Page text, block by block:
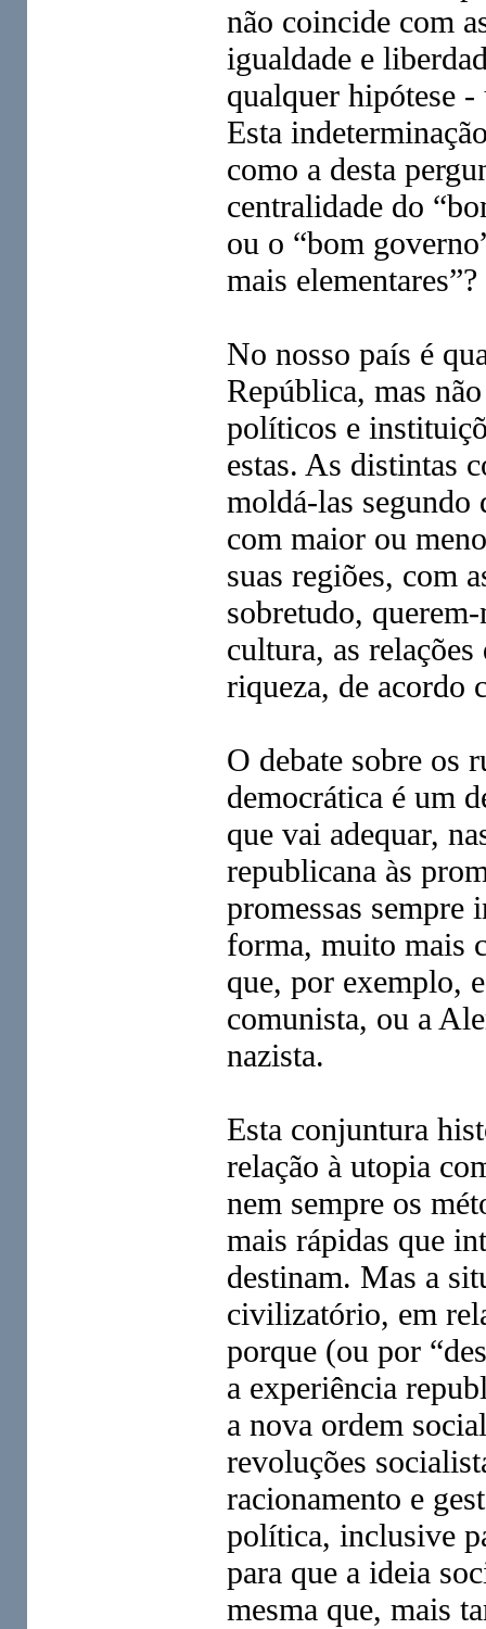
não coincide com
igualdade e
qualquer hipótese
Esta
como a desta
centralidade do
ou o “bom
mais
No nosso país é
República, mas
políticos e
estas. As distintas
moldá-las segundo
com maior ou
suas regiões, com
sobretudo,
cultura, as
riqueza, de acordo
O debate sobre os
democrática é um
que vai adequar,
republicana às
promessas sempre
forma, muito mais
que, por exemplo,
comunista, ou a
nazista.
Esta conjuntura
relação à utopia
nem sempre os
mais rápidas que
destinam. Mas a
civilizatório, em
porque (ou por
a experiência
a nova ordem
revoluções
racionamento e
política, inclusive
para que a ideia
mesma que, mais